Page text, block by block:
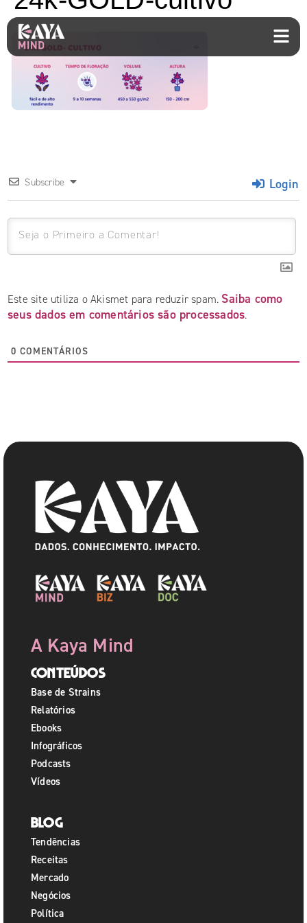
Subscribe Login
Este site utiliza o Akismet para reduzir spam. Saiba como
seus dados em comentários são processados.
0 COMENTÁRIOS
A Kaya Mind
Conteúdos
Base de Strains
Relatórios
Ebooks
Infográficos
Podcasts
Vídeos
Blog
Tendências
Receitas
Mercado
Negócios
Política